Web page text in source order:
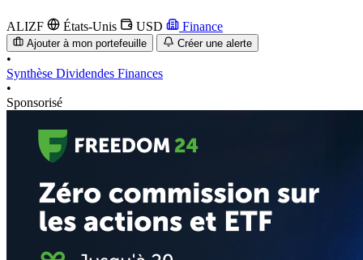
ALIZF États-Unis USD Finance
Ajouter à mon portefeuille Créer une alerte
•
Synthèse Dividendes Finances
•
Sponsorisé